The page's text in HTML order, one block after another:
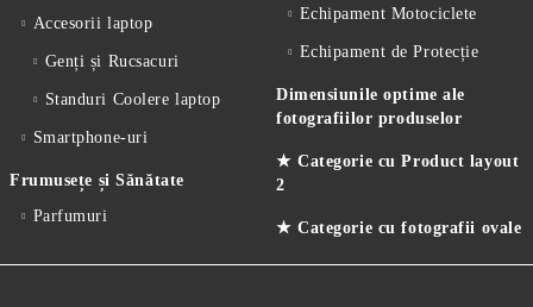
Accesorii laptop
Genți și Rucsacuri
Standuri Coolere laptop
Smartphone-uri
Frumusețe și Sănătate
Parfumuri
Echipament Motociclete
Echipament de Protecție
Dimensiunile optime ale
fotografiilor produselor
★ Categorie cu Product layout
2
★ Categorie cu fotografii ovale